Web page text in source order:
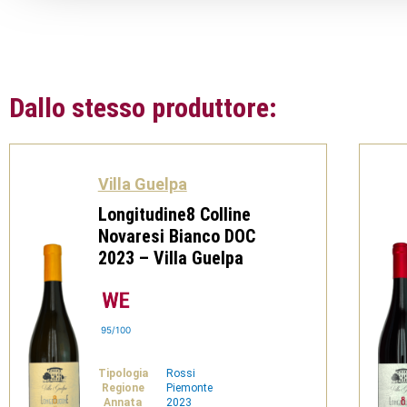
Dallo stesso produttore:
Villa Guelpa
Longitudine8 Colline
Novaresi Bianco DOC
2023 – Villa Guelpa
95/100
Tipologia
Rossi
Regione
Piemonte
Annata
2023